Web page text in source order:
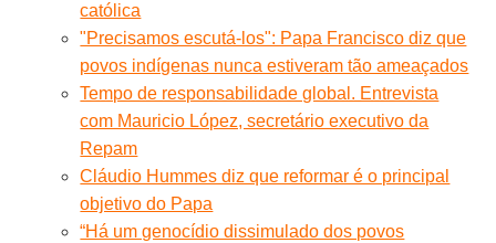
católica
"Precisamos escutá-los": Papa Francisco diz que
povos indígenas nunca estiveram tão ameaçados
Tempo de responsabilidade global. Entrevista
com Mauricio López, secretário executivo da
Repam
Cláudio Hummes diz que reformar é o principal
objetivo do Papa
“Há um genocídio dissimulado dos povos